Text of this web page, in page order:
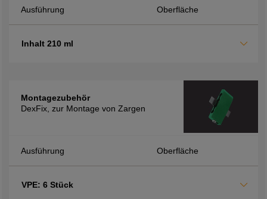
Ausführung Oberfläche
Inhalt 210 ml
Montagezubehör
DexFix, zur Montage von Zargen
Ausführung Oberfläche
VPE: 6 Stück